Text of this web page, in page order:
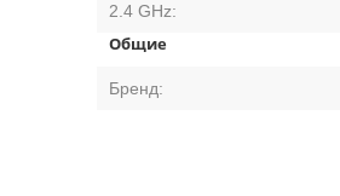
2.4 GHz:
Общие
Бренд: